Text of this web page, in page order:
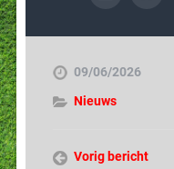
09/06/2026
Nieuws
Vorig bericht